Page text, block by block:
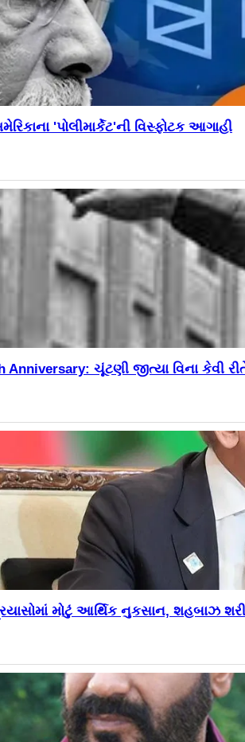
'પોલીમાર્કેટ'ની વિસ્ફોટક આગાહી
ચૂંટણી જીત્યા વિના કેવી
મોટું આર્થિક નુકસાન, શહબાઝ